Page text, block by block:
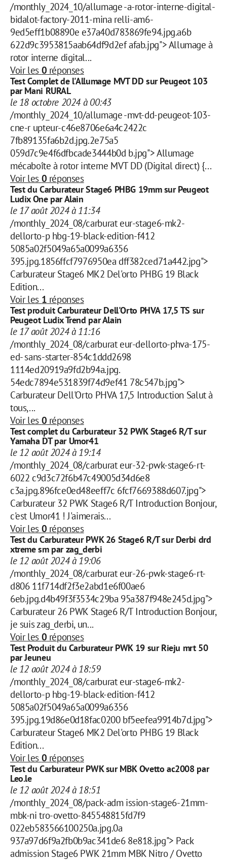
/monthly_2024_10/allumage -a-rotor-interne-digital-
bidalot-factory-2011-mina relli-am6-
9ed5eff1b08890e e37a40d783869fe94.jpg.a6b
622d9c3953815aab64df9d2ef afab.jpg"> Allumage à
rotor interne digital...
Voir les 0 réponses
Test Complet de l'Allumage MVT DD sur Peugeot 103
par Mani RURAL
le 18 octobre 2024 à 00:43
/monthly_2024_10/allumage -mvt-dd-peugeot-103-
cne-r upteur-c46e8706e6a4c2422c
7fb89135fa6b2d.jpg.2e75a5
059d7c9e4f6dfbcade3444b0d b.jpg"> Allumage
mécaboîte à rotor interne MVT DD (Digital direct) {...
Voir les 0 réponses
Test du Carburateur Stage6 PHBG 19mm sur Peugeot
Ludix One par Alain
le 17 août 2024 à 11:34
/monthly_2024_08/carburat eur-stage6-mk2-
dellorto-p hbg-19-black-edition-f412
5085a02f5049a65a0099a6356
395.jpg.1856ffcf7976950ea dff382ced71a442.jpg">
Carburateur Stage6 MK2 Del'orto PHBG 19 Black
Edition...
Voir les 1 réponses
Test produit Carburateur Dell'Orto PHVA 17,5 TS sur
Peugeot Ludix Trend par Alain
le 17 août 2024 à 11:16
/monthly_2024_08/carburat eur-dellorto-phva-175-
ed- sans-starter-854c1ddd2698
1114ed20919a9fd2b94a.jpg.
54edc7894e531839f74d9ef41 78c547b.jpg">
Carburateur Dell'Orto PHVA 17,5 Introduction Salut à
tous,...
Voir les 0 réponses
Test complet du Carburateur 32 PWK Stage6 R/T sur
Yamaha DT par Umor41
le 12 août 2024 à 19:14
/monthly_2024_08/carburat eur-32-pwk-stage6-rt-
6022 c9d3c72f6b47c49005d34d6e8
c3a.jpg.896fce0ed48eeff7c 6fcf7669388d607.jpg">
Carburateur 32 PWK Stage6 R/T Introduction Bonjour,
c'est Umor41 ! J'aimerais...
Voir les 0 réponses
Test du Carburateur PWK 26 Stage6 R/T sur Derbi drd
xtreme sm par zag_derbi
le 12 août 2024 à 19:06
/monthly_2024_08/carburat eur-26-pwk-stage6-rt-
d806 11f714df2f3e2abd1e6f00ae6
6eb.jpg.d4b49f3f3534c29ba 95a387f948e245d.jpg">
Carburateur 26 PWK Stage6 R/T Introduction Bonjour,
je suis zag_derbi, un...
Voir les 0 réponses
Test Produit du Carburateur PWK 19 sur Rieju mrt 50
par Jeuneu
le 12 août 2024 à 18:59
/monthly_2024_08/carburat eur-stage6-mk2-
dellorto-p hbg-19-black-edition-f412
5085a02f5049a65a0099a6356
395.jpg.19d86e0d18fac0200 bf5eefea9914b7d.jpg">
Carburateur Stage6 MK2 Del'orto PHBG 19 Black
Edition...
Voir les 0 réponses
Test du Carburateur PWK sur MBK Ovetto ac2008 par
Leo.le
le 12 août 2024 à 18:51
/monthly_2024_08/pack-adm ission-stage6-21mm-
mbk-ni tro-ovetto-845548815fd7f9
022eb583566100250a.jpg.0a
937a97d6f9a2fb0b9ac341de6 8e818.jpg"> Pack
admission Stage6 PWK 21mm MBK Nitro / Ovetto